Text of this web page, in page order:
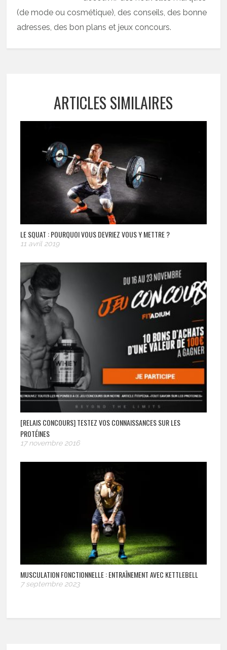
(de mode ou cosmétique), des conseils, des bonne
adresses, des bon plans et jeux concours.
ARTICLES SIMILAIRES
LE SQUAT : POURQUOI VOUS DEVRIEZ VOUS Y METTRE ?
11 avril 2019
[RELAIS CONCOURS] TESTEZ VOS CONNAISSANCES SUR LES
PROTÉINES
17 novembre 2016
MUSCULATION FONCTIONNELLE : ENTRAÎNEMENT AVEC KETTLEBELL
7 septembre 2023